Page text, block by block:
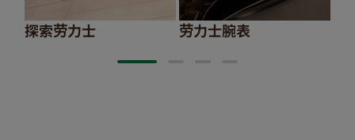
探索劳力士 劳力士腕表